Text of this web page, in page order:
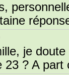
je
23 ? A